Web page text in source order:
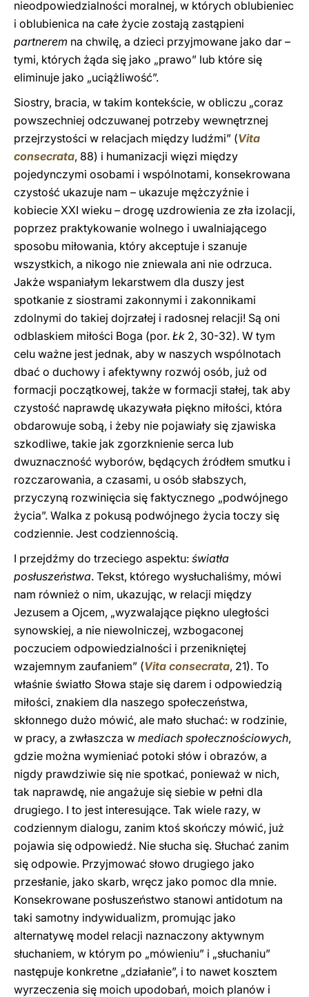
nieodpowiedzialności moralnej, w których oblubieniec
i oblubienica na całe życie zostają zastąpieni
partnerem na chwilę, a dzieci przyjmowane jako dar –
tymi, których żąda się jako „prawo” lub które się
eliminuje jako „uciążliwość”.
Siostry, bracia, w takim kontekście, w obliczu „coraz
powszechniej odczuwanej potrzeby wewnętrznej
przejrzystości w relacjach między ludźmi” (Vita
consecrata, 88) i humanizacji więzi między
pojedynczymi osobami i wspólnotami, konsekrowana
czystość ukazuje nam – ukazuje mężczyźnie i
kobiecie XXI wieku – drogę uzdrowienia ze zła izolacji,
poprzez praktykowanie wolnego i uwalniającego
sposobu miłowania, który akceptuje i szanuje
wszystkich, a nikogo nie zniewala ani nie odrzuca.
Jakże wspaniałym lekarstwem dla duszy jest
spotkanie z siostrami zakonnymi i zakonnikami
zdolnymi do takiej dojrzałej i radosnej relacji! Są oni
odblaskiem miłości Boga (por. Łk 2, 30-32). W tym
celu ważne jest jednak, aby w naszych wspólnotach
dbać o duchowy i afektywny rozwój osób, już od
formacji początkowej, także w formacji stałej, tak aby
czystość naprawdę ukazywała piękno miłości, która
obdarowuje sobą, i żeby nie pojawiały się zjawiska
szkodliwe, takie jak zgorzknienie serca lub
dwuznaczność wyborów, będących źródłem smutku i
rozczarowania, a czasami, u osób słabszych,
przyczyną rozwinięcia się faktycznego „podwójnego
życia”. Walka z pokusą podwójnego życia toczy się
codziennie. Jest codziennością.
I przejdźmy do trzeciego aspektu: światła
posłuszeństwa. Tekst, którego wysłuchaliśmy, mówi
nam również o nim, ukazując, w relacji między
Jezusem a Ojcem, „wyzwalające piękno uległości
synowskiej, a nie niewolniczej, wzbogaconej
poczuciem odpowiedzialności i przenikniętej
wzajemnym zaufaniem” (Vita consecrata, 21). To
właśnie światło Słowa staje się darem i odpowiedzią
miłości, znakiem dla naszego społeczeństwa,
skłonnego dużo mówić, ale mało słuchać: w rodzinie,
w pracy, a zwłaszcza w mediach społecznościowych,
gdzie można wymieniać potoki słów i obrazów, a
nigdy prawdziwie się nie spotkać, ponieważ w nich,
tak naprawdę, nie angażuje się siebie w pełni dla
drugiego. I to jest interesujące. Tak wiele razy, w
codziennym dialogu, zanim ktoś skończy mówić, już
pojawia się odpowiedź. Nie słucha się. Słuchać zanim
się odpowie. Przyjmować słowo drugiego jako
przesłanie, jako skarb, wręcz jako pomoc dla mnie.
Konsekrowane posłuszeństwo stanowi antidotum na
taki samotny indywidualizm, promując jako
alternatywę model relacji naznaczony aktywnym
słuchaniem, w którym po „mówieniu” i „słuchaniu”
następuje konkretne „działanie”, i to nawet kosztem
wyrzeczenia się moich upodobań, moich planów i